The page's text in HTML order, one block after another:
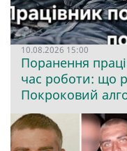
10.08.2026 15:00
Поранення
час роботи: що
Покроковий